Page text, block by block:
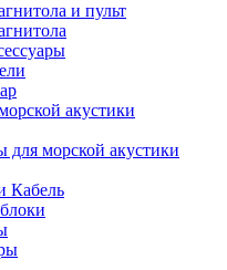
и пульт
акустики
для морской акустики
Кабель